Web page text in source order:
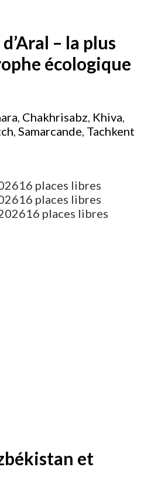
– la plus
écologique
, Chakhrisabz, Khiva,
, Samarcande, Tachkent
16 places libres
16 places libres
16 places libres
et